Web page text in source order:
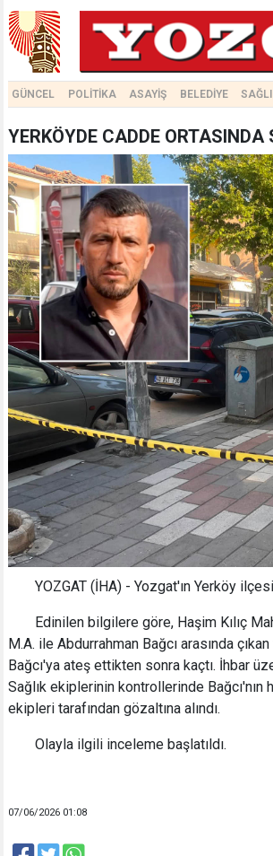
GÜNCEL POLİTİKA ASAYİŞ BELEDİYE
YERKÖYDE CADDE
YOZGAT (İHA) - Yozgat'ın Yerköy
Edinilen bilgilere göre, Haşim Kılıç
M.A. ile Abdurrahman Bağcı arasında
Bağcı'ya ateş ettikten sonra kaçtı. İhbar
Sağlık ekiplerinin kontrollerinde
ekipleri tarafından gözaltına alındı.
Olayla ilgili inceleme başlatıldı.
07/06/2026 01:08